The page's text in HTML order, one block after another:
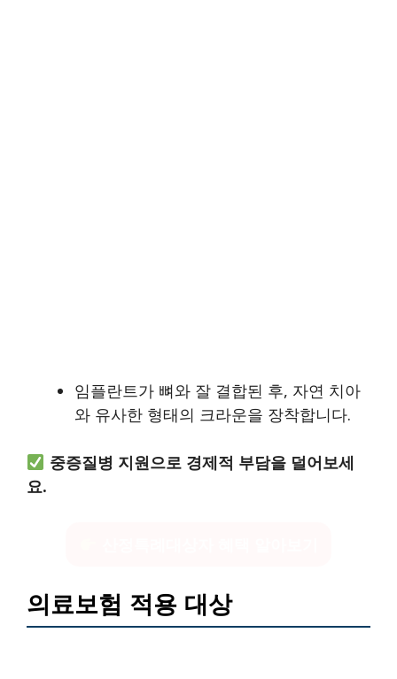
임플란트가 뼈와 잘 결합된 후, 자연 치아
와 유사한 형태의 크라운을 장착합니다.
중증질병 지원으로 경제적 부담을 덜어보세
요.
의료보험 적용 대상